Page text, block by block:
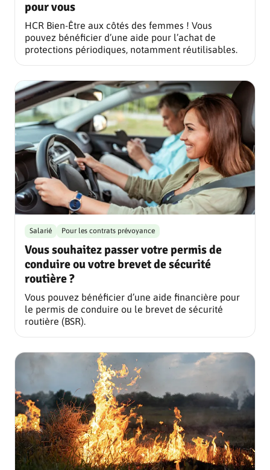
pour vous
HCR Bien-Être aux côtés des femmes ! Vous
pouvez bénéficier d’une aide pour l’achat de
protections périodiques, notamment réutilisables.
Vous souhaitez passer votre permis de
conduire ou votre brevet de sécurité
routière ?
Salarié Pour les contrats prévoyance
Vous pouvez bénéficier d’une aide financière pour
le permis de conduire ou le brevet de sécurité
routière (BSR).